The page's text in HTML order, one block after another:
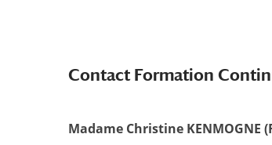
Contact Formation
Madame Christine KENMOGNE